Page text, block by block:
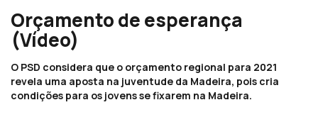
Orçamento de esperança
(Vídeo)
O PSD considera que o orçamento regional para 2021
revela uma aposta na juventude da Madeira, pois cria
condições para os jovens se fixarem na Madeira.